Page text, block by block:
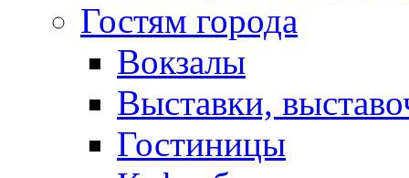
Гостям города
Вокзалы
Выставки,
Гостиницы